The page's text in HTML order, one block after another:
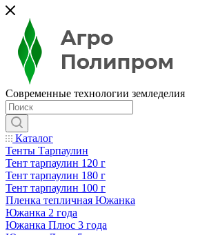
Современные технологии земледелия
Каталог
Тенты Тарпаулин
Тент тарпаулин 120 г
Тент тарпаулин 180 г
Тент тарпаулин 100 г
Пленка тепличная Южанка
Южанка 2 года
Южанка Плюс 3 года